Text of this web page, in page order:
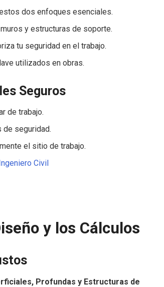
dos enfoques esenciales.
y estructuras de soporte.
tu seguridad en el trabajo.
utilizados en obras.
Seguros
de trabajo.
de seguridad.
el sitio de trabajo.
Civil
y los Cálculos
Profundas y Estructuras de